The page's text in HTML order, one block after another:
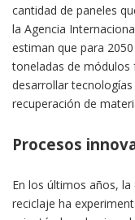
cantidad de paneles
la Agencia
estiman que para
toneladas de módulos
desarrollar
recuperación de
Procesos
En los últimos años,
reciclaje ha